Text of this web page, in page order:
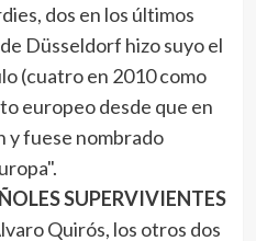
dos en los últimos
Düsseldorf hizo suyo el
(cuatro en 2010 como
europeo desde que en
y fuese nombrado
SUPERVIVIENTES
Quirós, los otros dos